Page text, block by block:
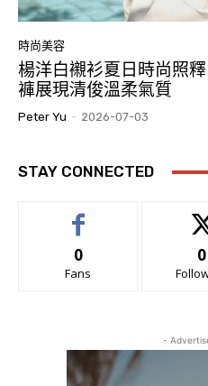
時尚美容
楊洋白襯衫夏日時尚照
褲展現清俊溫柔氣質
Peter Yu - 2026-07-03
STAY CONNECTED
0
Fans
0
-